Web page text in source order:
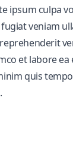
ipsum culpa
veniam
et labore ea
quis